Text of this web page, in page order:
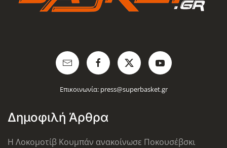
Επικοινωνία: press@superbasket.gr
Δημοφιλή Άρθρα
Η Λοκομοτίβ Κουμπάν ανακοίνωσε Ποκουσέβσκι